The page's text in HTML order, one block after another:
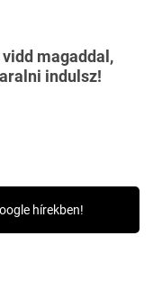
vidd magaddal,
indulsz!
hírekben!